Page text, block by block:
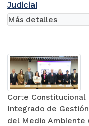
Judicial
Corte Constitucional
Integrado de
del Medio Ambiente
Más detalles